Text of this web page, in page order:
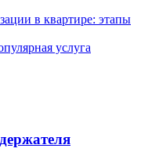
в квартире: этапы
услуга